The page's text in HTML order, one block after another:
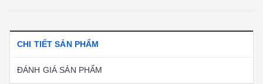
CHI TIẾT SẢN PHẨM
ĐÁNH GIÁ SẢN PHẨM